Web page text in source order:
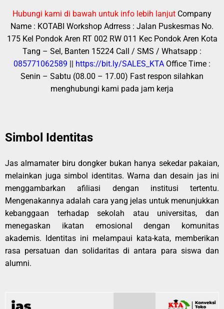
Hubungi kami di bawah untuk info lebih lanjut Company
Name : KOTABI Workshop Adrress : Jalan Puskesmas No.
175 Kel Pondok Aren RT 002 RW 011 Kec Pondok Aren Kota
Tang – Sel, Banten 15224 Call / SMS / Whatsapp :
085771062589 || https://bit.ly/SALES_KTA Office Time :
Senin – Sabtu (08.00 – 17.00) Fast respon silahkan
menghubungi kami pada jam kerja
Simbol Identitas
Jas almamater biru dongker bukan hanya sekedar pakaian,
melainkan juga simbol identitas. Warna dan desain jas ini
menggambarkan afiliasi dengan institusi tertentu.
Mengenakannya adalah cara yang jelas untuk menunjukkan
kebanggaan terhadap sekolah atau universitas, dan
menegaskan ikatan emosional dengan komunitas
akademis. Identitas ini melampaui kata-kata, memberikan
rasa persatuan dan solidaritas di antara para siswa dan
alumni.